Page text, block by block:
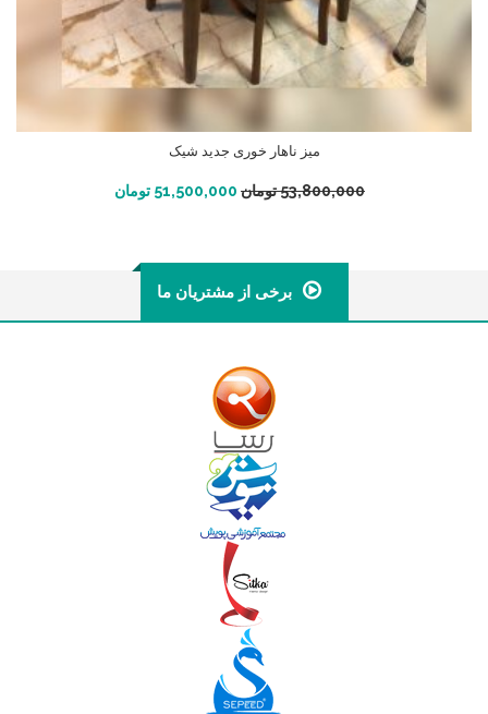
میز ناهار خوری جدید شیک
53,800,000تومان 51,500,000 تومان افزودن به سبد خرید
برخی از مشتریان ما